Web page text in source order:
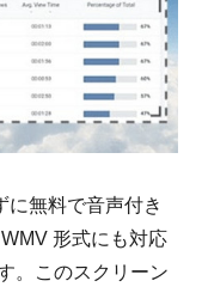
に無料で音声付き
形式にも対応
。このスクリーン